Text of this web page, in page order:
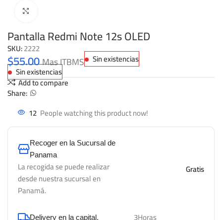
Pantalla Redmi Note 12s OLED
SKU:2222
$55.00Mas ITBMS
Sin existencias
Sin existencias
Add to compare
Share:
12 People watching this product now!
Recoger en la Sucursal de
Panama
La recogida se puede realizar
desde nuestra sucursal en
Panamá.
Gratis
Delivery en la capital.